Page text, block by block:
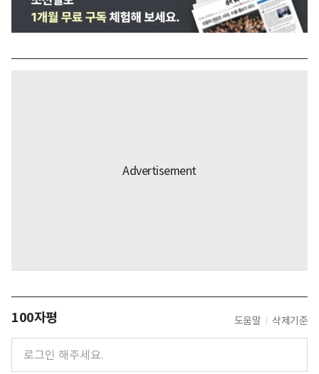
100자평 도움말 삭제기준